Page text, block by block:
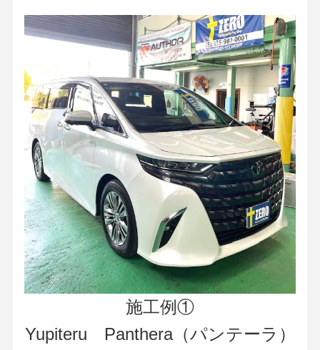
施工例①
Yupiteru Panthera（パンテーラ）